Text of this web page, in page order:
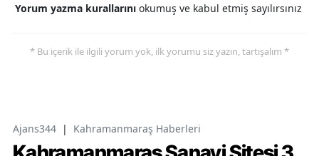
Yorum yazma kurallarını okumuş ve kabul etmiş sayılırsınız
* Bu içerik ile ilgili yorum yok, ilk yorumu siz yazın, tartışalım *
Ajans344 | Kahramanmaraş Haberleri